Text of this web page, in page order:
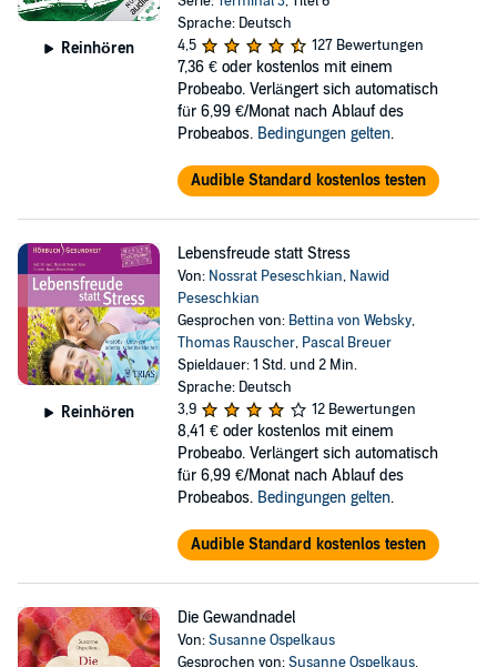
Reinhören
Sprache: Deutsch
4,5
127 Bewertungen
7,36 € oder kostenlos mit einem
Probeabo. Verlängert sich automatisch
für 6,99 €/Monat nach Ablauf des
Probeabos. Bedingungen gelten.
Audible Standard kostenlos testen
Reinhören
Lebensfreude statt Stress
Von: Nossrat Peseschkian, Nawid
Peseschkian
Gesprochen von: Bettina von Websky,
Thomas Rauscher, Pascal Breuer
Spieldauer: 1 Std. und 2 Min.
Sprache: Deutsch
3,9
12 Bewertungen
8,41 € oder kostenlos mit einem
Probeabo. Verlängert sich automatisch
für 6,99 €/Monat nach Ablauf des
Probeabos. Bedingungen gelten.
Audible Standard kostenlos testen
Die Gewandnadel
Von:Susanne Ospelkaus
Gesprochen von:Susanne Ospelkaus,